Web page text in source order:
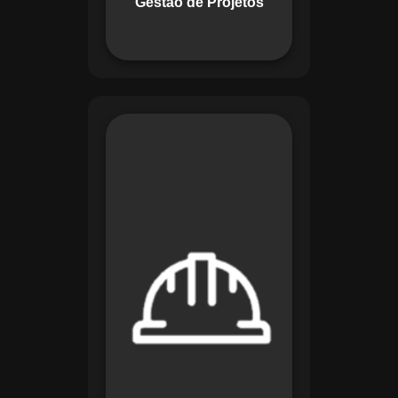
com eficiência.
Maestro organiza
registros de exames
e treinamentos,
automatiza alertas e
disponibiliza